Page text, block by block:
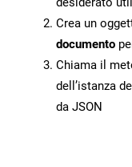
Crea un
documento
Chiama il
dell’istanza
da JSON